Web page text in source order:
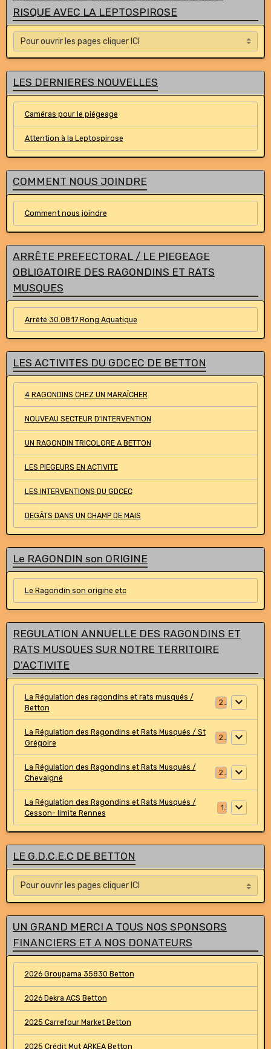
RISQUE AVEC LA LEPTOSPIROSE
LES DERNIERES NOUVELLES
Caméras pour le piégeage
Attention à la Leptospirose
COMMENT NOUS JOINDRE
Comment nous joindre
ARRÊTE PREFECTORAL / LE PIEGEAGE
OBLIGATOIRE DES RAGONDINS ET RATS
MUSQUES
Arrêté 30.08.17 Rong Aquatique
LES ACTIVITES DU GDCEC DE BETTON
4 RAGONDINS CHEZ UN MARAÎCHER
NOUVEAU SECTEUR D'INTERVENTION
UN RAGONDIN TRICOLORE A BETTON
LES PIEGEURS EN ACTIVITE
LES INTERVENTIONS DU GDCEC
DEGÂTS DANS UN CHAMP DE MAIS
Le RAGONDIN son ORIGINE
Le Ragondin son origine etc
REGULATION ANNUELLE DES RAGONDINS ET
RATS MUSQUES SUR NOTRE TERRITOIRE
D'ACTIVITE
La Régulation des ragondins et rats musqués /
Betton
La Régulation des Ragondins et Rats Musqués / St
Grégoire
La Régulation des Ragondins et Rats Musqués /
Chevaigné
La Régulation des Ragondins et Rats Musqués /
Cesson- limite Rennes
LE G.D.C.E.C DE BETTON
UN GRAND MERCI A TOUS NOS SPONSORS
FINANCIERS ET A NOS DONATEURS
2026 Groupama 35830 Betton
2026 Dekra ACS Betton
2025 Carrefour Market Betton
2025 Crédit Mut ARKEA Betton